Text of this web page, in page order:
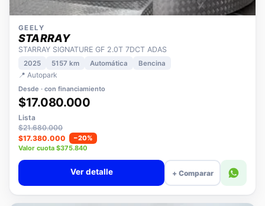
GEELY
STARRAY
STARRAY SIGNATURE GF 2.0T 7DCT ADAS
2025 5157 km
📍 Autopark
Desde · con financiamiento
$17.080.000
Lista
$21.680.000
$17.380.000
−20%
Valor cuota $375.840
+ Comparar